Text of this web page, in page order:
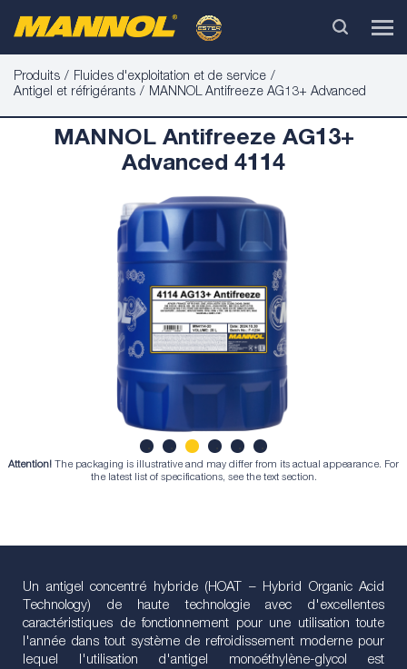
Produits
Fluides d'exploitation et de service
Antigel et réfrigérants
MANNOL Antifreeze AG13+ Advanced
MANNOL Antifreeze AG13+
Advanced 4114
1 2 3 4 6
Attention! The packaging is illustrative and may differ from its actual appearance. For
the latest list of specifications, see the text section.
Un antigel concentré hybride (HOAT – Hybrid Organic Acid
Technology) de haute technologie avec d'excellentes
caractéristiques de fonctionnement pour une utilisation toute
l'année dans tout système de refroidissement moderne pour
lequel l'utilisation d'antigel monoéthylène-glycol est